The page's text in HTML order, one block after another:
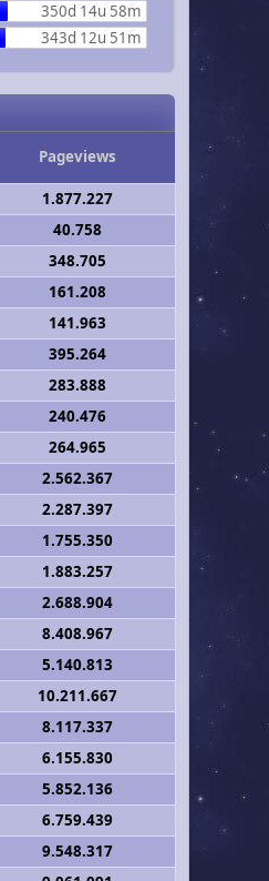
350d 14u 58m
343d 12u 51m
Pageviews
1.877.227
40.758
348.705
161.208
141.963
395.264
283.888
240.476
264.965
2.562.367
2.287.397
1.755.350
1.883.257
2.688.904
8.408.967
5.140.813
10.211.667
8.117.337
6.155.830
5.852.136
6.759.439
9.548.317